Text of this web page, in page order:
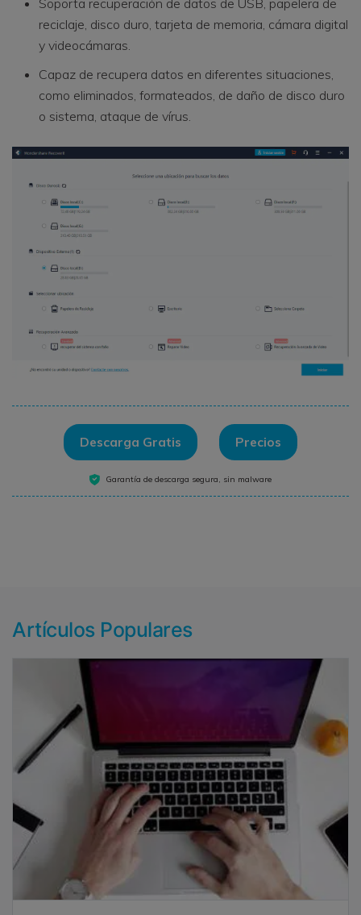
reciclaje, disco duro, tarjeta de memoria, cámara digital
y videocámaras.
Capaz de recupera datos en diferentes situaciones,
como eliminados, formateados, de daño de disco duro
o sistema, ataque de vírus.
Descarga Gratis Precios
Garantía de descarga segura, sin malware
Artículos Populares